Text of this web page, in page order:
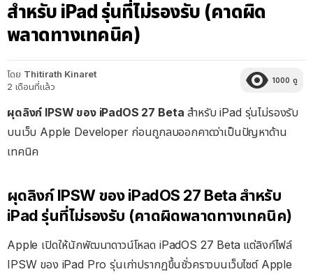
สำหรับ iPad รุ่นที่ไม่รองรับ (คาดผิด
พลาดทางเทคนิค)
โดย Thitirath Kinaret
2 เดือนที่แล้ว
1000 ดู
ผุดลิงก์ IPSW ของ iPadOS 27 Beta สำหรับ iPad รุ่นไม่รองรับ
บนเว็บ Apple Developer ก่อนถูกลบออกคาดว่าเป็นปัญหาด้าน
เทคนิค
ผุดลิงก์ IPSW ของ iPadOS 27 Beta สำหรับ
iPad รุ่นที่ไม่รองรับ (คาดผิดพลาดทางเทคนิค)
Apple เปิดให้นักพัฒนาดาวน์โหลด iPadOS 27 Beta แต่ลิงก์ไฟล์
IPSW ของ iPad Pro รุ่นเก่าปรากฏขึ้นชั่วคราวบนเว็บไซต์ Apple